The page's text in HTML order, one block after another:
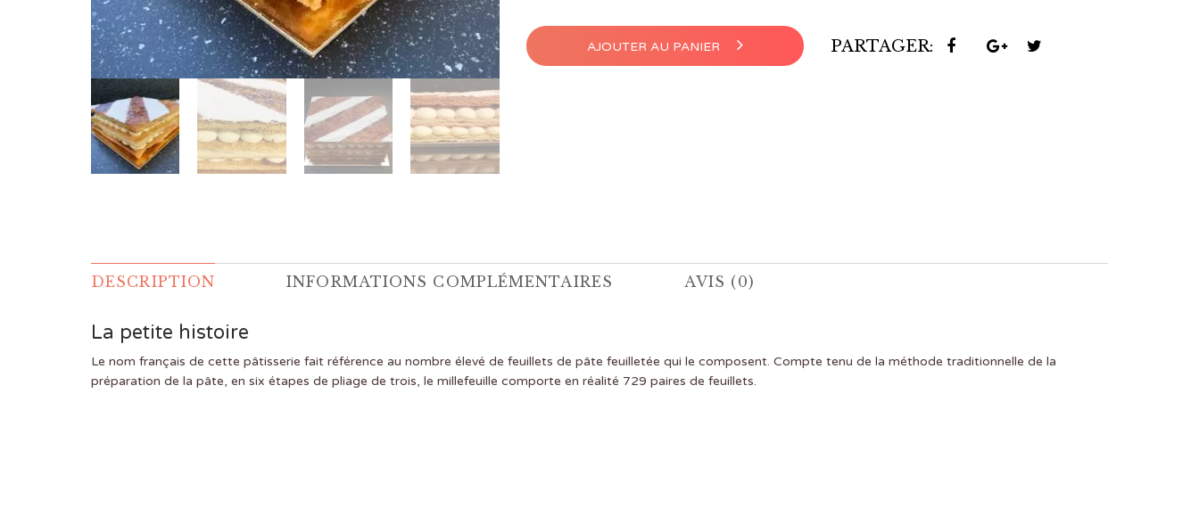
AJOUTER AU PANIER PARTAGER:
DESCRIPTION INFORMATIONS COMPLÉMENTAIRES AVIS (0)
La petite histoire
Le nom français de cette pâtisserie fait référence au nombre élevé de feuillets de pâte feuilletée qui le composent. Compte tenu de la méthode traditionnelle de la
préparation de la pâte, en six étapes de pliage de trois, le millefeuille comporte en réalité 729 paires de feuillets.